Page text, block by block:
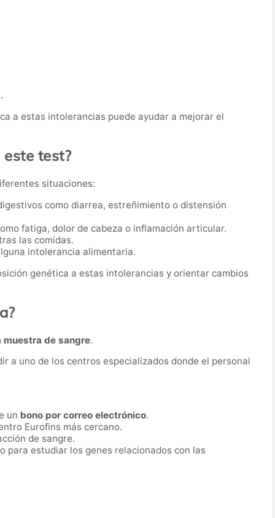
a estas intolerancias puede ayudar a mejorar el
test?
situaciones:
como diarrea, estreñimiento o distensión
fatiga, dolor de cabeza o inflamación articular.
las comidas.
intolerancia alimentaria.
genética a estas intolerancias y orientar cambios
muestra de sangre.
a uno de los centros especializados donde el personal
un bono por correo electrónico.
Eurofins más cercano.
de sangre.
para estudiar los genes relacionados con las